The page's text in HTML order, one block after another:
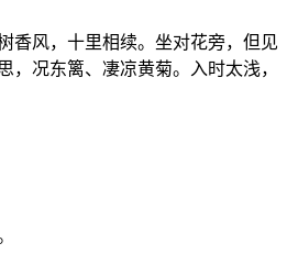
香风，十里相续。坐对花旁，但见
，况东篱、凄凉黄菊。入时太浅，